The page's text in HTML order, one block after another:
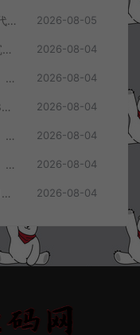
AFK卡牌即时对战手游【加德尔契约代金券内购修复版】8月最新整理Linux手工服务端+前后端全套源码+CDK授权后台+安卓苹果双端+详细搭建教程+视频教程 2026-08-05
RED三端引擎传奇手游【2003我本沉默三职业】8月最新整理Win一键服务端+PC安卓+详细搭建教程 2026-08-04
三网H5格斗游戏【热血校园威龙H5】8月最新整理Linux手工服务端+Win一键服务端+解压即玩+简易安卓客户端+详细搭建教程 2026-08-04
三网H5射击游戏【战场小指挥H5】8月最新整理Linux手工服务端+Win一键服务端+解压即玩+简易安卓客户端+详细搭建教程 2026-08-04
三网H5模拟经营游戏【猴子集市H5】8月最新整理Linux手工服务端+Win一键服务端+解压即玩+简易安卓客户端+详细搭建教程 2026-08-04
三网H5休闲游戏【合成进化恐龙H5】8月最新整理Linux手工服务端+Win一键服务端+解压即玩+简易安卓客户端+详细搭建教程 2026-08-04
三网H5休闲游戏【脑力测试H5】8月最新整理Linux手工服务端+Win一键服务端+解压即玩+简易安卓客户端+详细搭建教程 2026-08-04